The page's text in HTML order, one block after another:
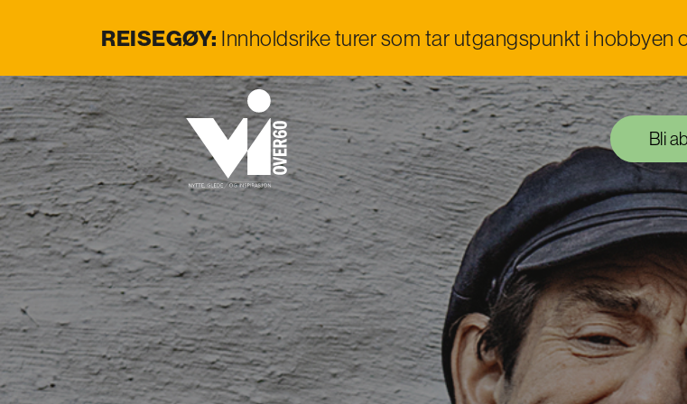
REISEGØY: Innholdsrike turer som tar utgangspunkt i hobbyen
Bli